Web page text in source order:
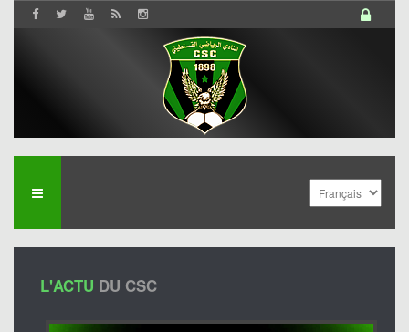
L'ACTU DU CSC